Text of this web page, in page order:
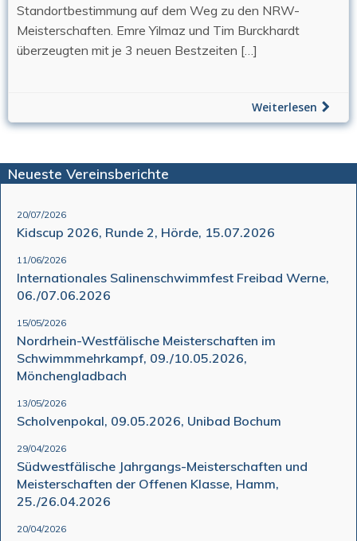
Standortbestimmung auf dem Weg zu den NRW-
Meisterschaften. Emre Yilmaz und Tim Burckhardt
überzeugten mit je 3 neuen Bestzeiten […]
Weiterlesen
Neueste Vereinsberichte
20/07/2026
Kidscup 2026, Runde 2, Hörde, 15.07.2026
11/06/2026
Internationales Salinenschwimmfest Freibad Werne,
06./07.06.2026
15/05/2026
Nordrhein-Westfälische Meisterschaften im
Schwimmmehrkampf, 09./10.05.2026,
Mönchengladbach
13/05/2026
Scholvenpokal, 09.05.2026, Unibad Bochum
29/04/2026
Südwestfälische Jahrgangs-Meisterschaften und
Meisterschaften der Offenen Klasse, Hamm,
25./26.04.2026
20/04/2026